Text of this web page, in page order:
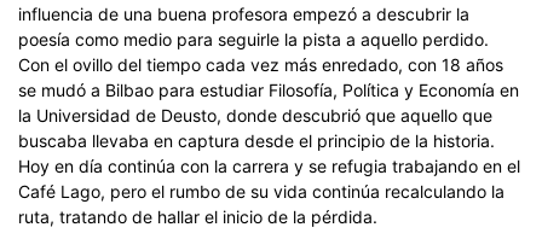
influencia de una buena profesora empezó a descubrir la
poesía como medio para seguirle la pista a aquello perdido.
Con el ovillo del tiempo cada vez más enredado, con 18 años
se mudó a Bilbao para estudiar Filosofía, Política y Economía en
la Universidad de Deusto, donde descubrió que aquello que
buscaba llevaba en captura desde el principio de la historia.
Hoy en día continúa con la carrera y se refugia trabajando en el
Café Lago, pero el rumbo de su vida continúa recalculando la
ruta, tratando de hallar el inicio de la pérdida.